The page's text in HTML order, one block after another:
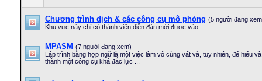
Chương trình dịch & các công cụ mô phỏng (5 người đang
Khu vực này chỉ có thành viên diễn đàn mới được vào
MPASM (7 người đang xem)
Lập trình bằng hợp ngữ là một việc làm vô cùng vất vả, tuy nhiên, để hiểu
thành một công cụ khá đắc lực ...